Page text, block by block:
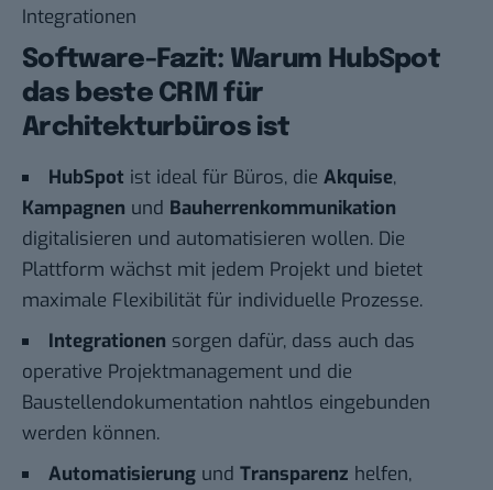
Integrationen
Software-Fazit: Warum HubSpot
das beste CRM für
Architekturbüros ist
HubSpot ist ideal für Büros, die Akquise,
Kampagnen und Bauherrenkommunikation
digitalisieren und automatisieren wollen. Die
Plattform wächst mit jedem Projekt und bietet
maximale Flexibilität für individuelle Prozesse.
Integrationen sorgen dafür, dass auch das
operative Projektmanagement und die
Baustellendokumentation nahtlos eingebunden
werden können.
Automatisierung und Transparenz helfen,